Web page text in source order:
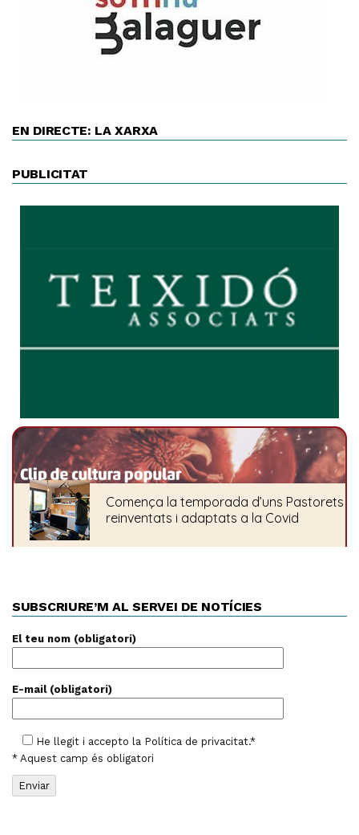
EN DIRECTE: LA XARXA
PUBLICITAT
SUBSCRIURE’M AL SERVEI DE NOTÍCIES
El teu nom (obligatori)
E-mail (obligatori)
He llegit i accepto la Política de privacitat.*
* Aquest camp és obligatori